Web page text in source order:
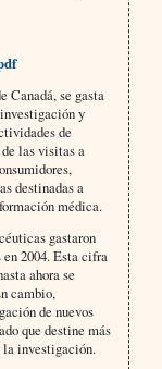
Canadá, se gasta
y
de
las visitas a
destinadas a
médica.
gastaron
2004. Esta cifra
ahora se
cambio,
de nuevos
que destine más
la investigación.